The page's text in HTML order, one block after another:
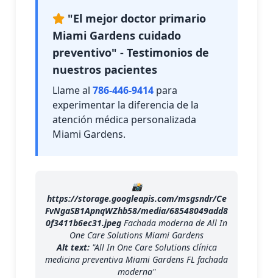
"El mejor doctor primario
Miami Gardens cuidado
preventivo" - Testimonios de
nuestros pacientes
Llame al 786-446-9414 para
experimentar la diferencia de la
atención médica personalizada
Miami Gardens.
📸
https://storage.googleapis.com/msgsndr/Ce
FvNgaSB1ApnqWZhb58/media/68548049add8
0f3411b6ec31.jpeg Fachada moderna de All In
One Care Solutions Miami Gardens
Alt text:"All In One Care Solutions clínica
medicina preventiva Miami Gardens FL fachada
moderna"